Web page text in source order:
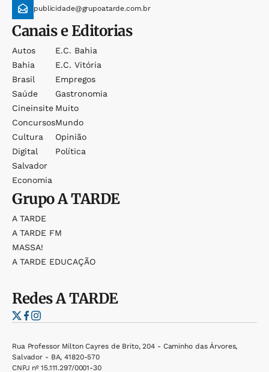
publicidade@grupoatarde.com.br
Canais e Editorias
Autos
Bahia
Brasil
Saúde
Cineinsite
Concursos
Cultura
Digital
Salvador
Economia
E.c. Bahia
E.c. Vitória
Empregos
Gastronomia
Muito
Mundo
Opinião
Política
GrupoA TARDE
A TARDE
A TARDE FM
MASSA!
A TARDE EDUCAÇÃO
RedesA TARDE
Rua Professor Milton Cayres de Brito, 204 - Caminho das Árvores,
Salvador - BA, 41820-570
CNPJ nº 15.111.297/0001-30